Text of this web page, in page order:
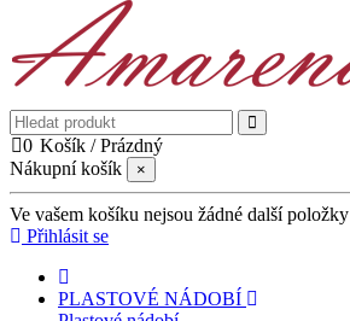
0 Košík /Prázdný
Nákupní košík
×
Ve vašem košíku nejsou žádné další položky
Přihlásit se
PLASTOVÉ NÁDOBÍ